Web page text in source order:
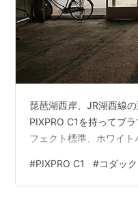
隠れ特性 すいすい
タマゴグループ すいちゅう1
高さ 0.8m
進化の系譜
コダック -Lv.33-> ゴルダ
琵琶湖西岸、JR湖西線
PIXPRO C1を持ってブ
フェクト標準、ホワイト
#PIXPRO C1 #コダック